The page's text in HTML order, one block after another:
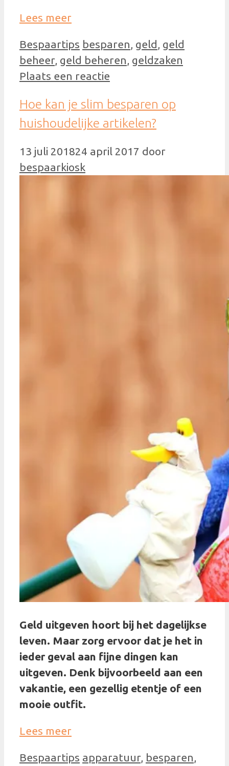
Lees meer
Categorieën
Bespaartips Tags
besparen, geld, geld
beheer, geld beheren, geldzaken
Plaats een reactie
Hoe kan je slim besparen op
huishoudelijke artikelen?
13 juli 201824 april 2017 door
bespaarkiosk
Geld uitgeven hoort bij het dagelijkse
leven. Maar zorg ervoor dat je het in
ieder geval aan fijne dingen kan
uitgeven. Denk bijvoorbeeld aan een
vakantie, een gezellig etentje of een
mooie outfit.
Lees meer
Categorieën
Bespaartips Tags
apparatuur, besparen